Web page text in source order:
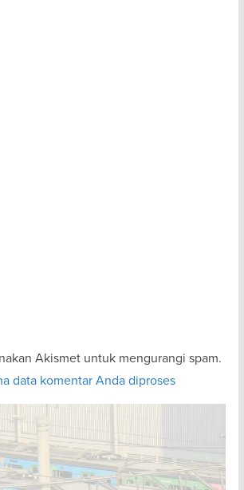
Akismet untuk mengurangi spam.
data komentar Anda diproses